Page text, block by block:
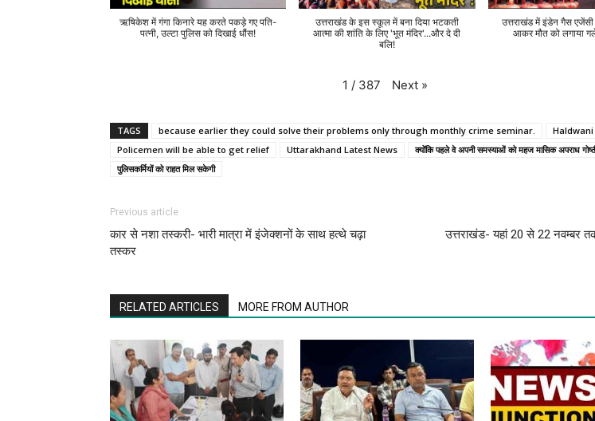
ऋषिकेश में गंगा किनारे यह करते पकड़े गए पति-
पत्नी, उल्टा पुलिस को दिखाई धौंस!
उत्तराखंड के इस स्कूल में बना दिया भटकती
आत्मा की शांति के लिए 'भूत मंदिर'...और दे दी
बलि!
उत्तराखंड में इंडेन गैस
आकर मौत को लगाया
1 / 387 Next »
TAGS because earlier they could solve their problems only through monthly crime seminar.
Policemen will be able to get relief
Uttarakhand Latest News
क्योंकि पहले वे अपनी समस्याओं को महज मासिक अपराध
पुलिसकर्मियों को राहत मिल सकेगी
Previous article
कार से नशा तस्करी- भारी मात्रा में इंजेक्शनों के साथ हत्थे चढ़ा
तस्कर
उत्तराखंड- यहां 20 से 22 नवम्बर
RELATED ARTICLES MORE FROM AUTHOR